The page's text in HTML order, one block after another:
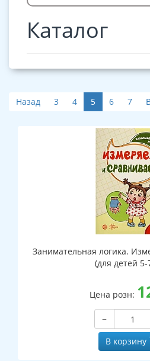
Каталог
Назад 3 4 5 6 7
Занимательная логика.
(для детей 5-
Цена розн:
−
В корзину